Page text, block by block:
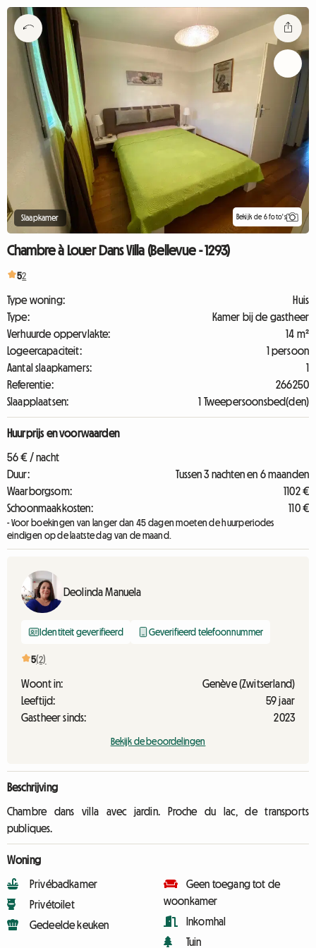
Slaapkamer Bekijk de 6 foto's
Chambre à Louer Dans Villa (Bellevue - 1293)
52
Type woning:
Huis
Type:
Kamer bij de gastheer
Verhuurde oppervlakte:
14 m²
Logeercapaciteit:
1 persoon
Aantal slaapkamers:
1
Referentie:
266250
Slaapplaatsen:
1 Tweepersoonsbed(den)
Huurprijs en voorwaarden
56 € / nacht
Duur:
Tussen 3 nachten en 6 maanden
Waarborgsom:
1102 €
Schoonmaakkosten:
110 €
- Voor boekingen van langer dan 45 dagen moeten de huurperiodes
eindigen op de laatste dag van de maand.
Deolinda Manuela
Identiteit geverifieerd Geverifieerd telefoonnummer
5(2)
Woont in:
Genève (Zwitserland)
Leeftijd:
59 jaar
Gastheer sinds:
2023
Bekijk de beoordelingen
Beschrijving
Chambre dans villa avec jardin. Proche du lac, de transports
publiques.
Woning
Privébadkamer
Privétoilet
Gedeelde keuken
Geen toegang tot de
woonkamer
Inkomhal
Tuin